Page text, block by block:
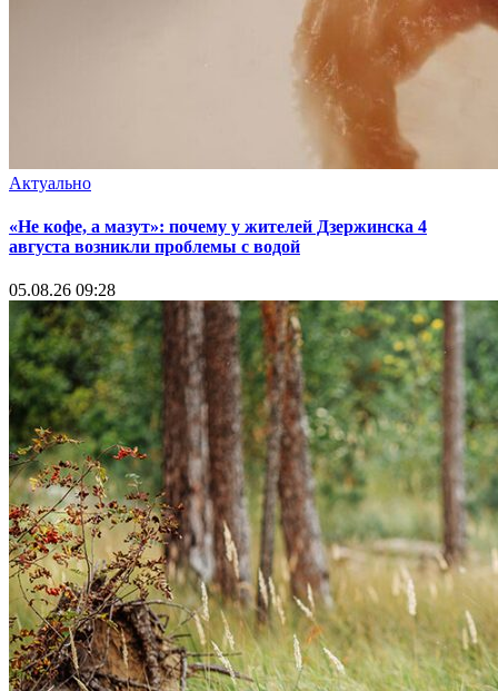
Актуально
«Не кофе, а мазут»: почему у жителей Дзержинска 4
августа возникли проблемы с водой
05.08.26 09:28